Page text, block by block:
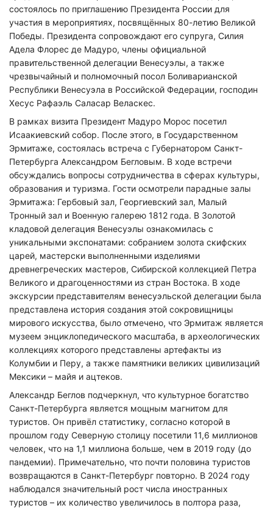
состоялось по приглашению Президента России для
участия в мероприятиях, посвящённых 80-летию Великой
Победы. Президента сопровождают его супруга, Силия
Адела Флорес де Мадуро, члены официальной
правительственной делегации Венесуэлы, а также
чрезвычайный и полномочный посол Боливарианской
Республики Венесуэла в Российской Федерации, господин
Хесус Рафаэль Саласар Веласкес.
В рамках визита Президент Мадуро Морос посетил
Исаакиевский собор. После этого, в Государственном
Эрмитаже, состоялась встреча с Губернатором Санкт-
Петербурга Александром Бегловым. В ходе встречи
обсуждались вопросы сотрудничества в сферах культуры,
образования и туризма. Гости осмотрели парадные залы
Эрмитажа: Гербовый зал, Георгиевский зал, Малый
Тронный зал и Военную галерею 1812 года. В Золотой
кладовой делегация Венесуэлы ознакомилась с
уникальными экспонатами: собранием золота скифских
царей, мастерски выполненными изделиями
древнегреческих мастеров, Сибирской коллекцией Петра
Великого и драгоценностями из стран Востока. В ходе
экскурсии представителям венесуэльской делегации была
представлена история создания этой сокровищницы
мирового искусства, было отмечено, что Эрмитаж является
музеем энциклопедического масштаба, в археологических
коллекциях которого представлены артефакты из
Колумбии и Перу, а также памятники великих цивилизаций
Мексики – майя и ацтеков.
Александр Беглов подчеркнул, что культурное богатство
Санкт-Петербурга является мощным магнитом для
туристов. Он привёл статистику, согласно которой в
прошлом году Северную столицу посетили 11,6 миллионов
человек, что на 1,1 миллиона больше, чем в 2019 году (до
пандемии). Примечательно, что почти половина туристов
возвращаются в Санкт-Петербург повторно. В 2024 году
наблюдался значительный рост числа иностранных
туристов – их количество увеличилось в полтора раза,